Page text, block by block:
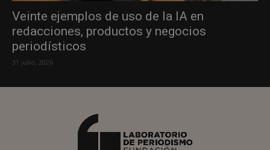
Veinte ejemplos de uso de la IA en
redacciones, productos y negocios
periodísticos
31 julio, 2026